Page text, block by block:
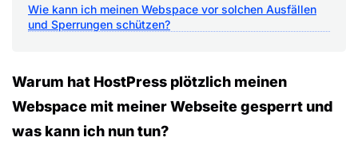
Wie kann ich meinen Webspace vor solchen Ausfällen
und Sperrungen schützen?
Warum hat HostPress plötzlich meinen
Webspace mit meiner Webseite gesperrt und
was kann ich nun tun?